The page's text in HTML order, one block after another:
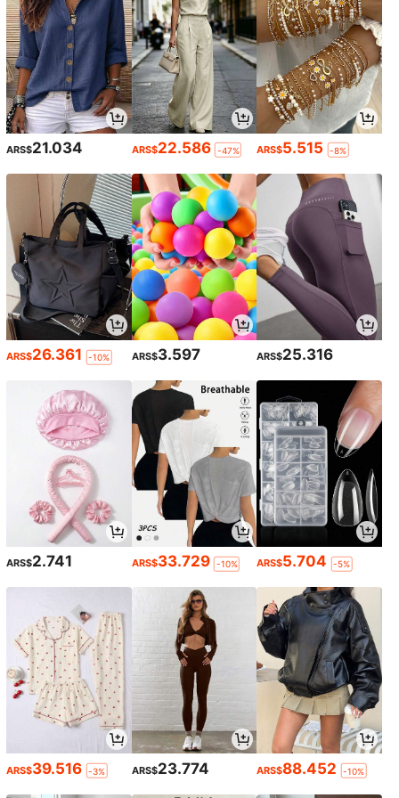
ARS$21.034 ARS$22.586 -47% ARS$5.515 -8%
ARS$26.361 -10% ARS$3.597 ARS$25.316
ARS$2.741 ARS$33.729 -10% ARS$5.704 -5%
ARS$39.516 -3% ARS$23.774 ARS$88.452 -10%